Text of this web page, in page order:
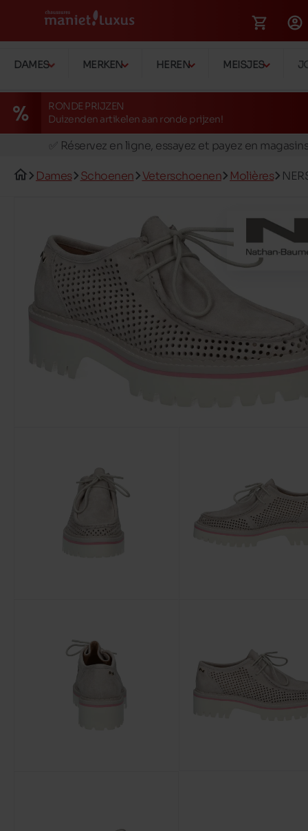
DAMES MERKEN HEREN MEISJES
RONDE PRIJZEN
Duizenden artikelen aan ronde prijzen!
🚛 Livraison gratuite en magasins
✅ Réservez en ligne, essayez et payez en
🚛 Livraison gratuite en magasins
Dames Schoenen Veterschoenen Molières